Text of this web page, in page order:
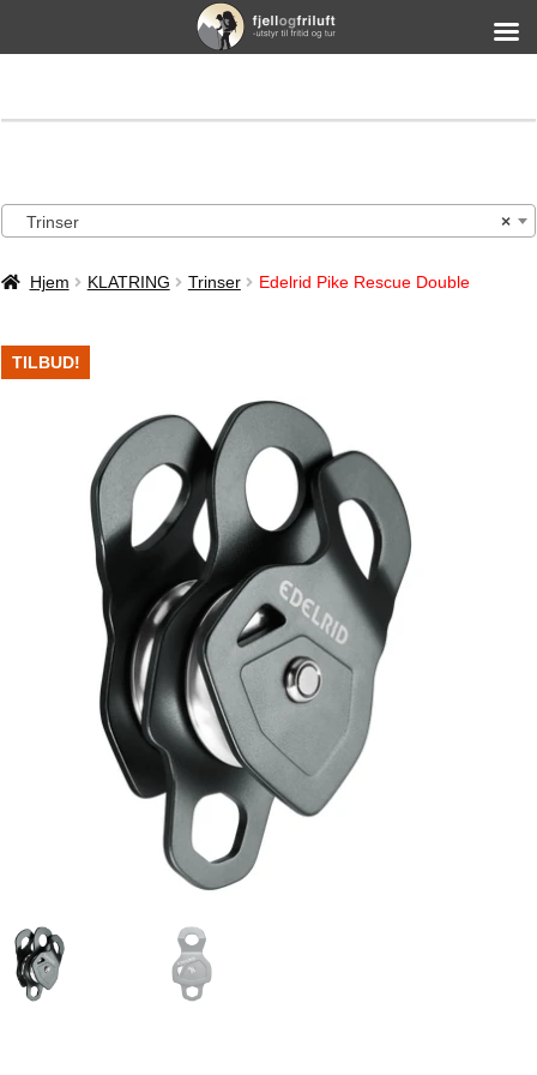
×
Trinser
Hjem KLATRING Trinser Edelrid Pike Rescue Double
TILBUD!